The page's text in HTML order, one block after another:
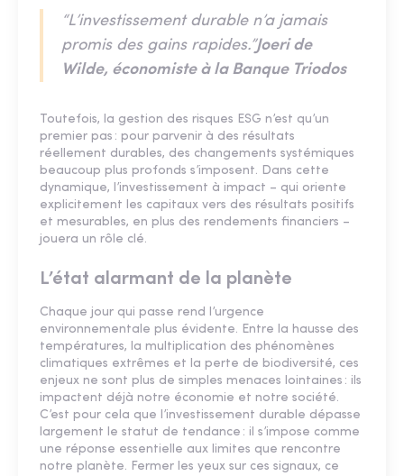
“L’investissement durable n’a jamais
promis des gains rapides.”Joeri de
Wilde, économiste à la Banque Triodos
Toutefois, la gestion des risques ESG n’est qu’un
premier pas : pour parvenir à des résultats
réellement durables, des changements systémiques
beaucoup plus profonds s’imposent. Dans cette
dynamique, l’investissement à impact – qui oriente
explicitement les capitaux vers des résultats positifs
et mesurables, en plus des rendements financiers –
jouera un rôle clé.
L’état alarmant de la planète
Chaque jour qui passe rend l’urgence
environnementale plus évidente. Entre la hausse des
températures, la multiplication des phénomènes
climatiques extrêmes et la perte de biodiversité, ces
enjeux ne sont plus de simples menaces lointaines : ils
impactent déjà notre économie et notre société.
C’est pour cela que l’investissement durable dépasse
largement le statut de tendance : il s’impose comme
une réponse essentielle aux limites que rencontre
notre planète. Fermer les yeux sur ces signaux, ce